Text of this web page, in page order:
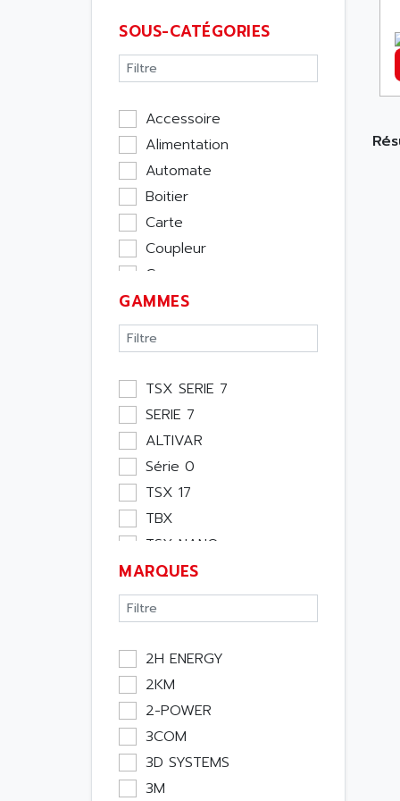
SOUS-CATÉGORIES
Accessoire
Alimentation
Automate
Boitier
Carte
Coupleur
Cpu
Ecran
Entrée / Sortie
Memoire
Module Métier
Moteur
Pupitre Opérateur
Rack
Etude
Software
Variateur
Actif
Consommable
Energie
Optoélectronique
Passif
Bureau
Emballage
Informatique
GAMMES
TSX SERIE 7
SERIE 7
ALTIVAR
Série 0
TSX 17
TBX
TSX NANO
TSX PREMIUM
ASI
APRIL 5000
XUD
TSX MICRO
MAGELIS
TCCX
CCX17
TELEFAST
MARQUES
2H ENERGY
2KM
2-POWER
3COM
3D SYSTEMS
3M